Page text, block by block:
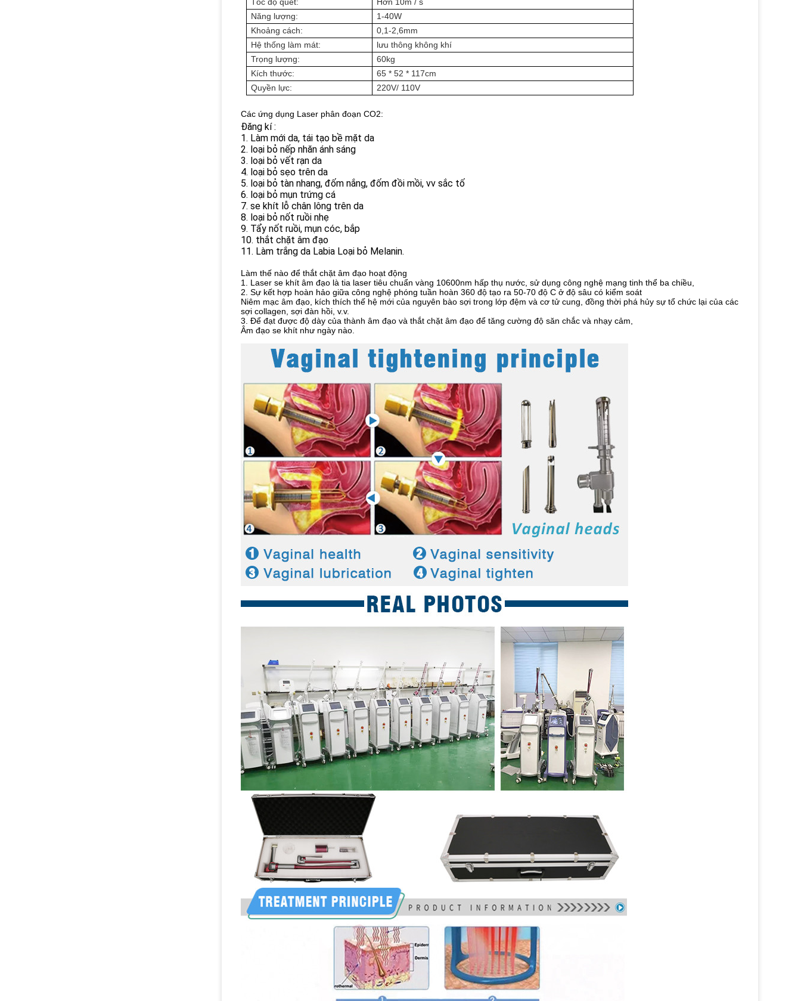
Năng lượng: 1-40W
Khoảng cách:
0,1-2,6mm
Hệ thống làm mát:
lưu thông không khí
Trọng lượng:
60kg
Kích thước:
65 * 52 * 117cm
Quyền lực:
220V/ 110V
Các ứng dụng Laser phân đoạn CO2:
Đăng kí :
1. Làm mới da, tái tạo bề mặt da
2. loại bỏ nếp nhăn ánh sáng
3. loại bỏ vết rạn da
4. loại bỏ sẹo trên da
5. loại bỏ tàn nhang, đốm nắng, đốm đồi mồi, vv sắc tố
6. loại bỏ mụn trứng cá
7. se khít lỗ chân lông trên da
8. loại bỏ nốt ruồi nhẹ
9. Tẩy nốt ruồi, mụn cóc, bắp
10. thắt chặt âm đạo
11. Làm trắng da Labia Loại bỏ Melanin.
Làm thế nào để thắt chặt âm đạo hoạt động
1. Laser se khít âm đạo là tia laser tiêu chuẩn vàng 10600nm hấp thụ nước, sử dụng công nghệ mạng tinh thể ba chiều,
2. Sự kết hợp hoàn hảo giữa công nghệ phóng tuần hoàn 360 độ tạo ra 50-70 độ C ở độ sâu có kiểm soát
Niêm mạc âm đạo, kích thích thế hệ mới của nguyên bào sợi trong lớp đệm và cơ tử cung, đồng thời phá hủy sự tổ chức lại của các
sợi collagen, sợi đàn hồi, v.v.
3. Để đạt được độ dày của thành âm đạo và thắt chặt âm đạo để tăng cường độ săn chắc và nhạy cảm,
Âm đạo se khít như ngày nào.